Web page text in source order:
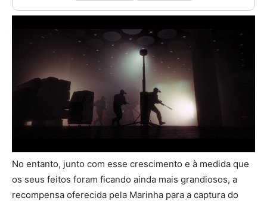
No entanto, junto com esse crescimento e à medida que
os seus feitos foram ficando ainda mais grandiosos, a
recompensa oferecida pela Marinha para a captura do